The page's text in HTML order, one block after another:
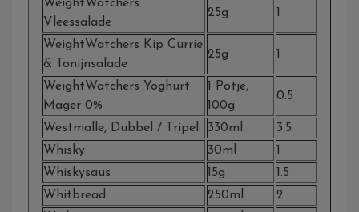
WeightWatchers
Vleessalade
25g 1
WeightWatchers Kip Currie
& Tonijnsalade
25g 1
WeightWatchers Yoghurt
Mager 0%
1 Potje,
100g
0.5
Westmalle, Dubbel / Tripel 330ml
3.5
Whisky
30ml
1
Whiskysaus
15g
1.5
Whitbread
250ml
2